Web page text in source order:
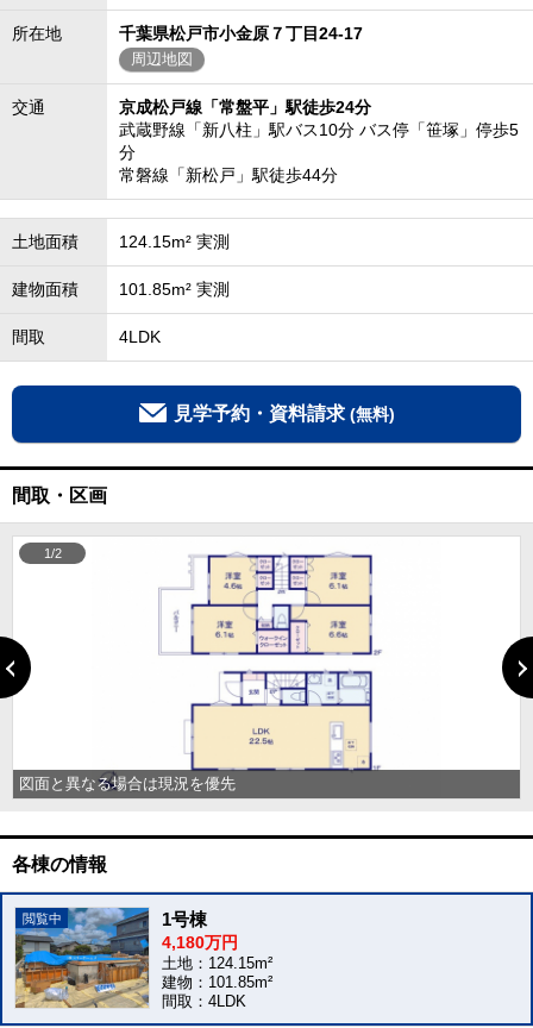
所在地 千葉県松戸市小金原７丁目24-17
周辺地図
交通
京成松戸線「常盤平」駅徒歩24分
武蔵野線「新八柱」駅バス10分 バス停「笹塚」停歩5
分
常磐線「新松戸」駅徒歩44分
土地面積 124.15m² 実測
建物面積 101.85m² 実測
間取 4LDK
見学予約・資料請求 (無料)
間取・区画
図面と異なる場合は現況を優先
1/2
各棟の情報
1号棟
4,180万円
土地：124.15m²
建物：101.85m²
間取：4LDK